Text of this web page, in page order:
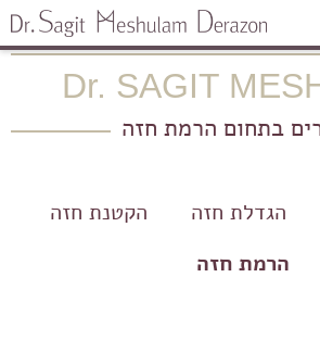
Dr. SAGIT
בתחום הרמת חזה
הגדלת חזה
הקטנת חזה
הרמת חזה